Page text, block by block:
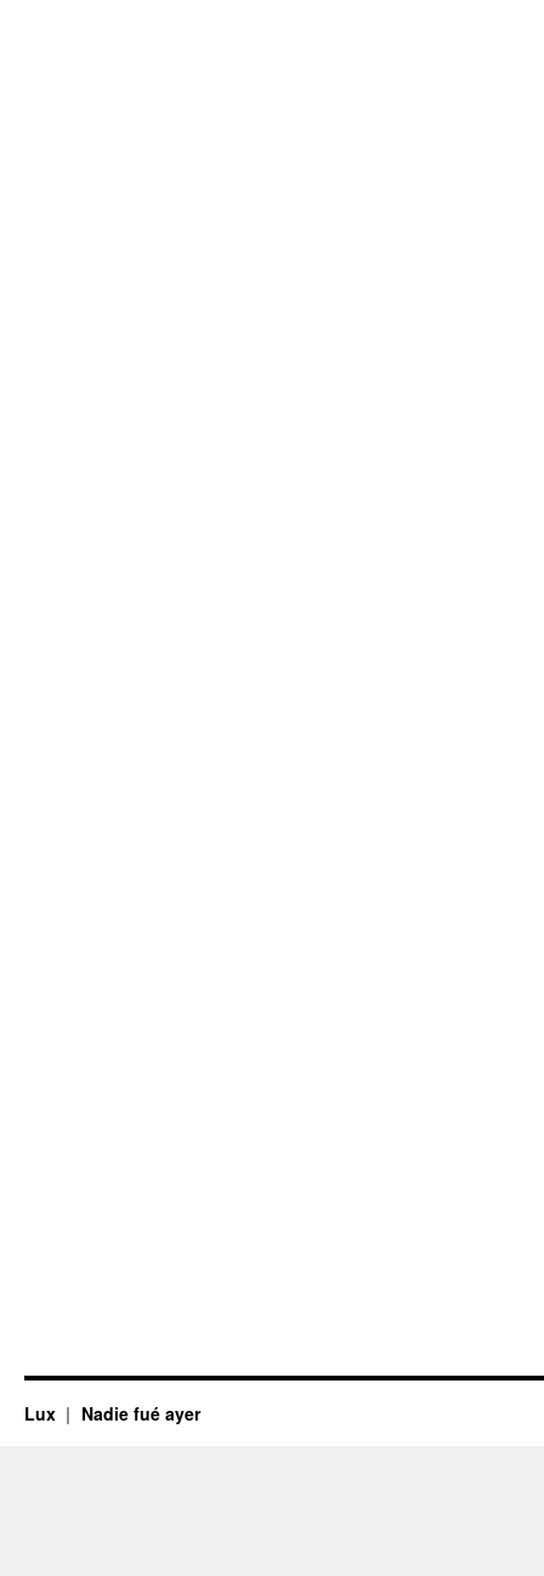
Lux Nadie fué ayer